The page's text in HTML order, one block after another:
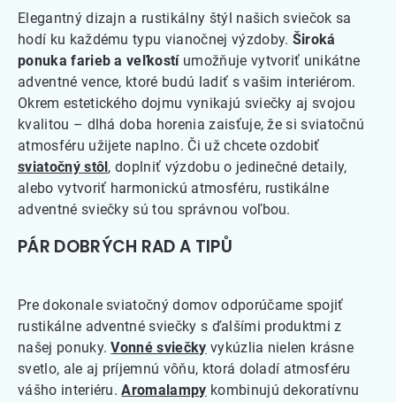
Elegantný dizajn a rustikálny štýl našich sviečok sa
hodí ku každému typu vianočnej výzdoby. Široká
ponuka farieb a veľkostíumožňuje vytvoriť unikátne
adventné vence, ktoré budú ladiť s vašim interiérom.
Okrem estetického dojmu vynikajú sviečky aj svojou
kvalitou – dlhá doba horenia zaisťuje, že si sviatočnú
atmosféru užijete naplno. Či už chcete ozdobiť
sviatočný stôl , doplniť výzdobu o jedinečné detaily,
alebo vytvoriť harmonickú atmosféru, rustikálne
adventné sviečky sú tou správnou voľbou.
PÁR DOBRÝCH RAD A TIPŮ
Pre dokonale sviatočný domov odporúčame spojiť
rustikálne adventné sviečky s ďalšími produktmi z
našej ponuky.Vonné sviečky vykúzlia nielen krásne
svetlo, ale aj príjemnú vôňu, ktorá doladí atmosféru
vášho interiéru.Aromalampy kombinujú dekoratívnu